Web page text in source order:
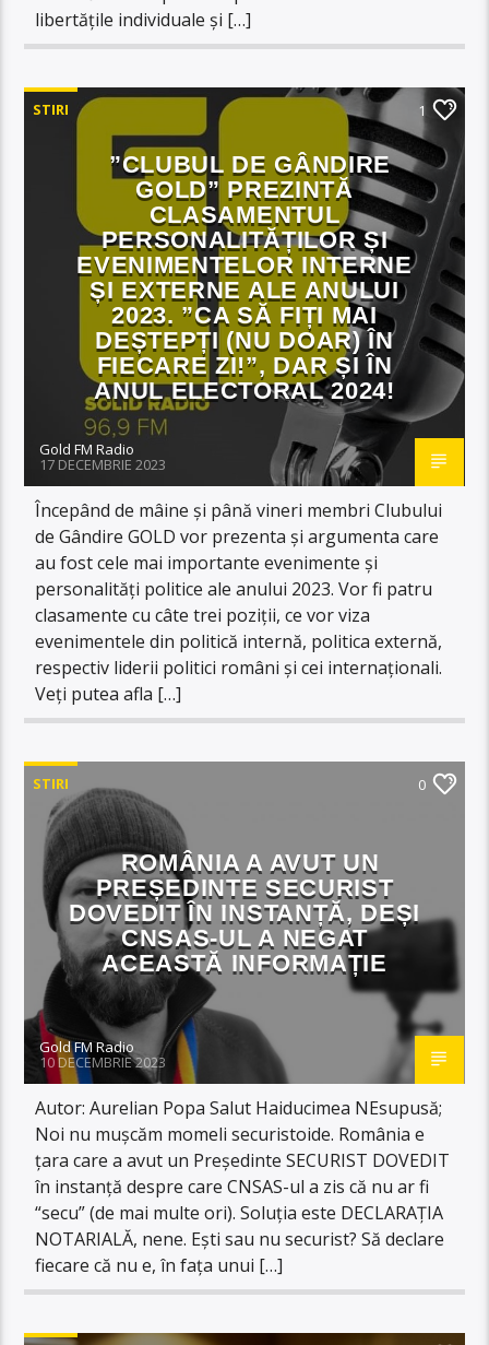
libertățile individuale și […]
STIRI 1
”CLUBUL DE GÂNDIRE
GOLD” PREZINTĂ
CLASAMENTUL
PERSONALITĂȚILOR ȘI
EVENIMENTELOR INTERNE
ȘI EXTERNE ALE ANULUI
2023. ”CA SĂ FIȚI MAI
DEȘTEPȚI (NU DOAR) ÎN
FIECARE ZI!”, DAR ȘI ÎN
ANUL ELECTORAL 2024!
Gold FM Radio
17 DECEMBRIE 2023
Începând de mâine și până vineri membri Clubului
de Gândire GOLD vor prezenta și argumenta care
au fost cele mai importante evenimente și
personalități politice ale anului 2023. Vor fi patru
clasamente cu câte trei poziții, ce vor viza
evenimentele din politică internă, politica externă,
respectiv liderii politici români și cei internaționali.
Veți putea afla […]
STIRI 0
ROMÂNIA A AVUT UN
PREȘEDINTE SECURIST
DOVEDIT ÎN INSTANȚĂ, DEȘI
CNSAS-UL A NEGAT
ACEASTĂ INFORMAȚIE
Gold FM Radio
10 DECEMBRIE 2023
Autor: Aurelian Popa Salut Haiducimea NEsupusă;
Noi nu mușcăm momeli securistoide. România e
țara care a avut un Președinte SECURIST DOVEDIT
în instanță despre care CNSAS-ul a zis că nu ar fi
“secu” (de mai multe ori). Soluția este DECLARAȚIA
NOTARIALĂ, nene. Ești sau nu securist? Să declare
fiecare că nu e, în fața unui […]